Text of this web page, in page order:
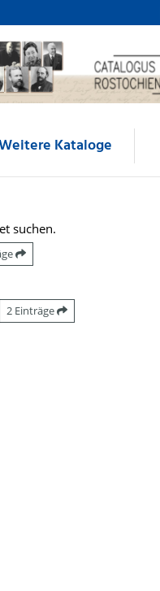
Kataloge
suchen.
2 Einträge